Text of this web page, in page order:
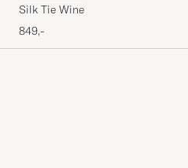
Silk Tie Wine
849,-